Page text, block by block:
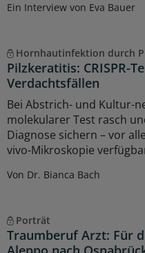
Ein Interview von Eva Bauer
Hornhautinfektion durch
Pilzkeratitis: CRISPR-
Verdachtsfällen
Bei Abstrich- und Kultur-
molekularer Test rasch
Diagnose sichern – vor
vivo-Mikroskopie
Von Dr. Bianca Bach
Porträt
Traumberuf Arzt: Für